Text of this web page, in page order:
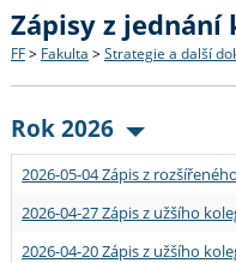
Struktura a historie
Strategie a další
Podpora a benefity pro
Absolventi fakulty
Co studovat a jak se
Učitelské studijní
Informace k průběhu
Bakalářské a magisterské
Doktorské studium
Rigorózní řízení
O vědě a výzkumu na FF
Akademické kvalifikace
Granty a projekty
Aktuální nabídky a
Vyjíždějící studenti
Přijíždějící studenti
Vyjíždějící zaměstnanci
Zápisy z jednání
FF > Fakulta > Strategie a další
Rok 2026
2026-05-04 Zápis z
2026-04-27 Zápis z užšího
2026-04-20 Zápis z užšího